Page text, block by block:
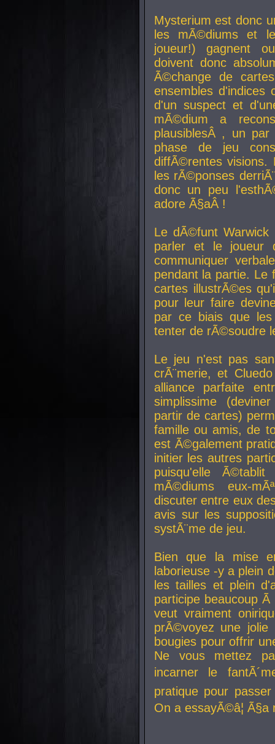
Mysterium est donc
les mÃ©diums et
joueur!) gagnent
doivent donc
Ã©change de
ensembles d'indices
d'un suspect et
mÃ©dium a
plausiblesÂ , un par
phase de jeu
diffÃ©rentes visions.
les rÃ©ponses
donc un peu
adore Ã§aÂ !
Le dÃ©funt Warwick
parler et le joueur
communiquer
pendant la partie. Le
cartes illustrÃ©es
pour leur faire
par ce biais que
tenter de rÃ©soudre
Le jeu n'est pas
crÃ¨merie, et
alliance parfaite
simplissime
partir de cartes)
famille ou amis, de
est Ã©galement
initier les autres
puisqu'elle
mÃ©diums eux-
discuter entre eux
avis sur les
systÃ¨me de jeu.
Bien que la mise
laborieuse -y a plein
les tailles et plein
participe beaucoup
veut vraiment
prÃ©voyez une
bougies pour offrir
Ne vous mettez
incarner le
pratique pour
On a essayÃ©â¦